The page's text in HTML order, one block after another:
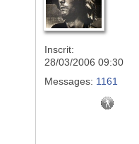
Inscrit:
28/03/2006 09:30
Messages: 1161